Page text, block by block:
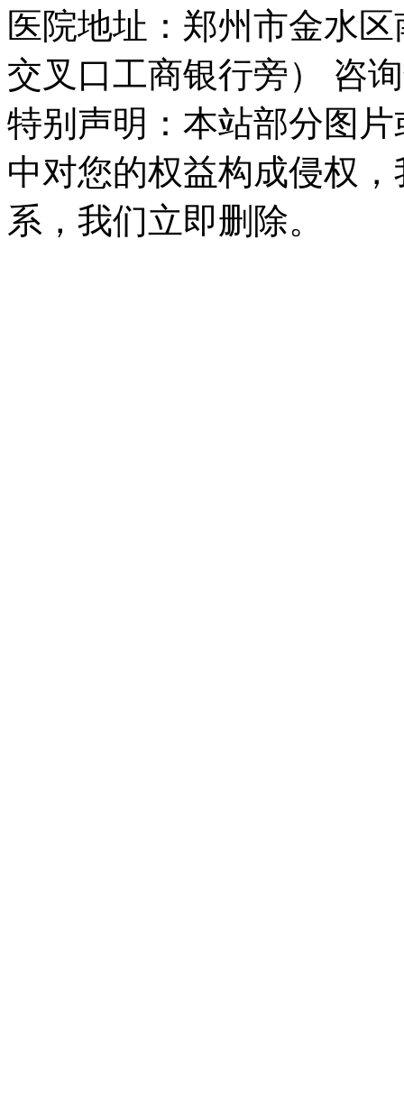
医院地址：郑州市金水
交叉口工商银行旁） 咨
特别声明：本站部分图
中对您的权益构成侵权
系，我们立即删除。